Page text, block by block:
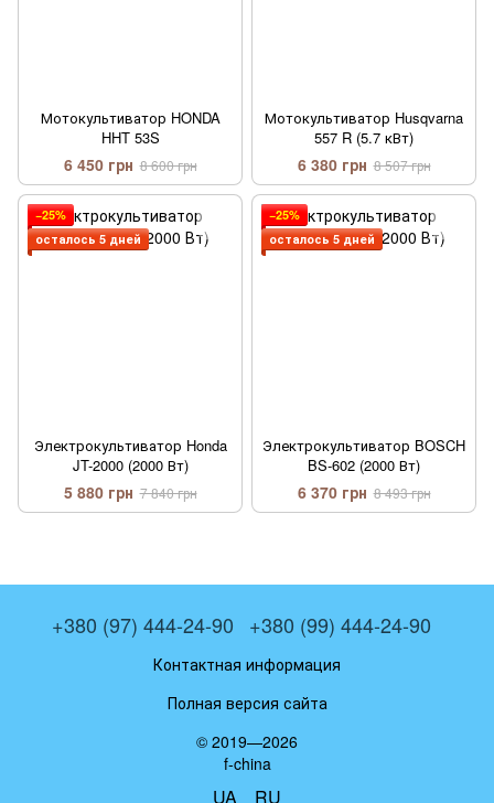
Мотокультиватор HONDA
HHT 53S
6 450 грн 8 600 грн
Мотокультиватор Husqvarna
557 R (5.7 кВт)
6 380 грн 8 507 грн
−25%
осталось 5 дней
Электрокультиватор Honda
JT-2000 (2000 Вт)
5 880 грн 7 840 грн
−25%
осталось 5 дней
Электрокультиватор BOSCH
BS-602 (2000 Вт)
6 370 грн 8 493 грн
+380 (97) 444-24-90 +380 (99) 444-24-90
Контактная информация
Полная версия сайта
© 2019—2026
f-china
UA RU